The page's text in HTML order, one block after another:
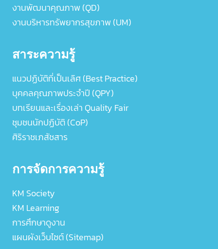
งานพัฒนาคุณภาพ (QD)
งานบริหารทรัพยากรสุขภาพ (UM)
สาระความรู้
แนวปฏิบัติที่เป็นเลิศ (Best Practice)
บุคคลคุณภาพประจำปี (QPY)
บทเรียนและเรื่องเล่า Quality Fair
ชุมชนนักปฏิบัติ (CoP)
ศิริราชเภสัชสาร
การจัดการความรู้
KM Society
KM Learning
การศึกษาดูงาน
แผนผังเว็บไซต์ (Sitemap)